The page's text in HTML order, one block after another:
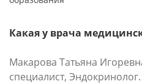
Какая у врача
Макарова Татьяна
специалист, Эндокринолог.